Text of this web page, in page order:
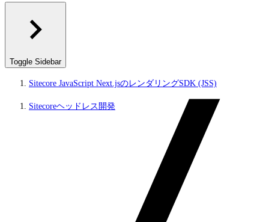
Toggle Sidebar
Sitecore JavaScript Next.jsのレンダリングSDK (JSS)
Sitecoreヘッドレス開発